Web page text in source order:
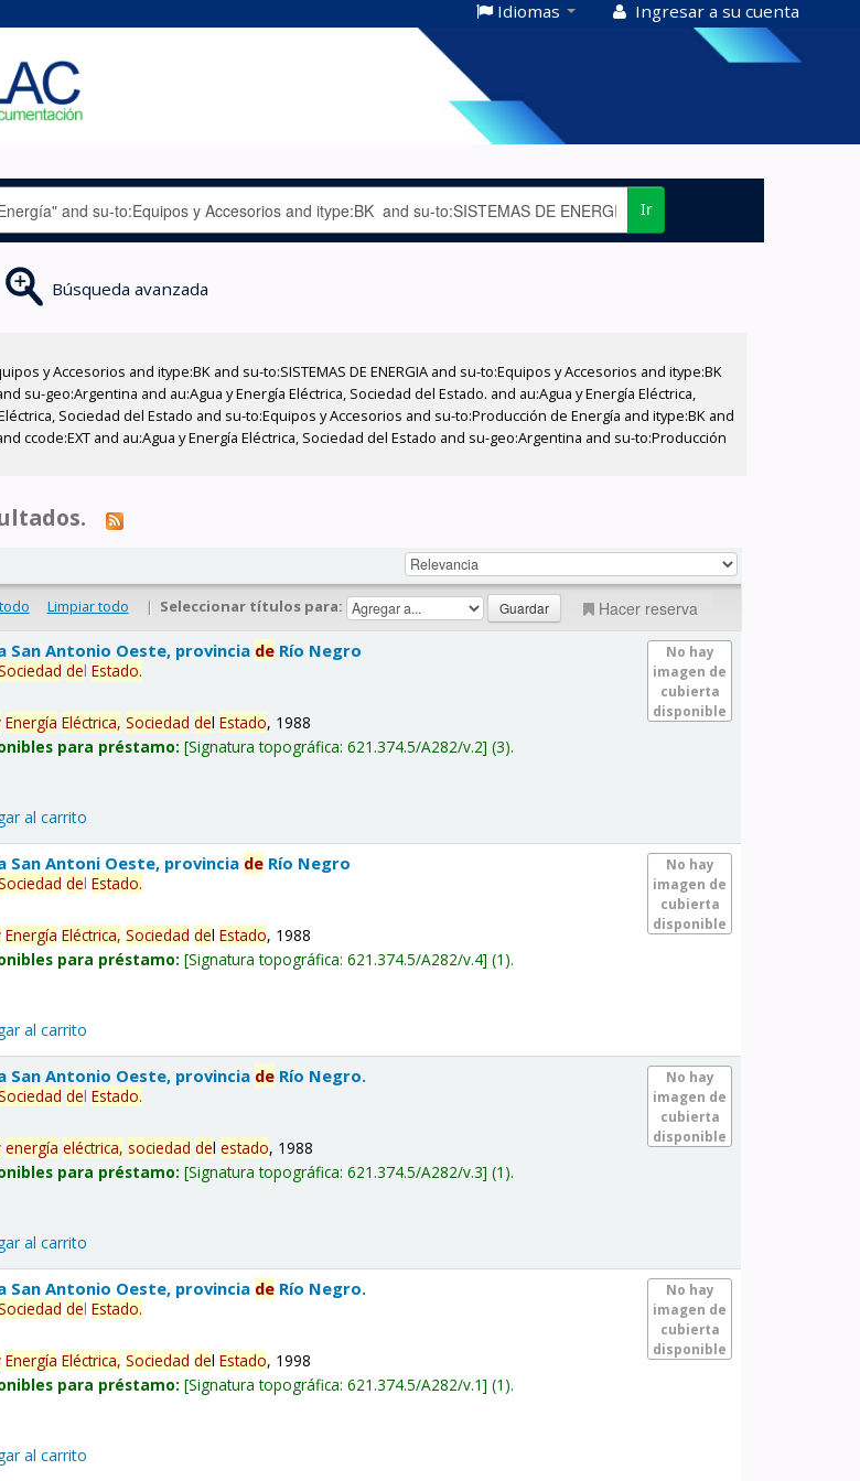
Idiomas Ingresar a su cuenta
Ir
Búsqueda avanzada
y Accesorios and itype:BK and su-to:SISTEMAS DE ENERGIA and su-to:Equipos y Accesorios and itype:BK
su-geo:Argentina and au:Agua y Energía Eléctrica, Sociedad del Estado. and au:Agua y Energía Eléctrica,
Sociedad del Estado and su-to:Equipos y Accesorios and su-to:Producción de Energía and itype:BK and
ccode:EXT and au:Agua y Energía Eléctrica, Sociedad del Estado and su-geo:Argentina and su-to:Producción
Limpiar todo | Seleccionar títulos para: Hacer reserva
No hay
imagen de
cubierta
disponible
Antonio Oeste, provincia de Río Negro
delEstado.
Energía Eléctrica, Sociedad delEstado, 1988
para préstamo: Signatura topográfica:621.374.5/A282/v.2 (3).
al carrito
No hay
imagen de
cubierta
disponible
Antoni Oeste, provincia de Río Negro
delEstado.
Energía Eléctrica, Sociedad delEstado, 1988
para préstamo: Signatura topográfica:621.374.5/A282/v.4 (1).
al carrito
No hay
imagen de
cubierta
disponible
Antonio Oeste, provincia de Río Negro.
delEstado.
energía eléctrica, sociedad delestado, 1988
para préstamo: Signatura topográfica:621.374.5/A282/v.3 (1).
al carrito
No hay
imagen de
cubierta
disponible
Antonio Oeste, provincia de Río Negro.
delEstado.
Energía Eléctrica, Sociedad delEstado, 1998
para préstamo: Signatura topográfica:621.374.5/A282/v.1 (1).
al carrito